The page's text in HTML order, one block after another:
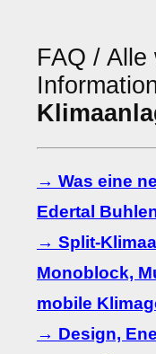
FAQ / Alle
→ Was eine
Edertal
→ Split-
Monoblock,
mobile
→ Design,